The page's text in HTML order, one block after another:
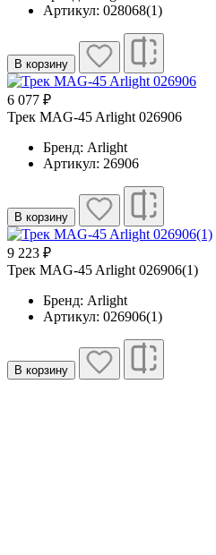
Артикул: 028068(1)
В корзину
6 077 ₽
Трек MAG-45 Arlight 026906
Бренд: Arlight
Артикул: 26906
В корзину
9 223 ₽
Трек MAG-45 Arlight 026906(1)
Бренд: Arlight
Артикул: 026906(1)
В корзину